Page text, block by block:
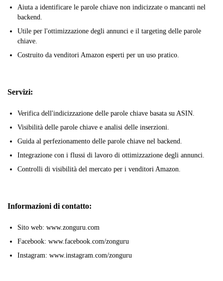
Aiuta a identificare le parole chiave non indicizzate o mancanti nel
backend.
Utile per l'ottimizzazione degli annunci e il targeting delle parole
chiave.
Costruito da venditori Amazon esperti per un uso pratico.
Servizi:
Verifica dell'indicizzazione delle parole chiave basata su ASIN.
Visibilità delle parole chiave e analisi delle inserzioni.
Guida al perfezionamento delle parole chiave nel backend.
Integrazione con i flussi di lavoro di ottimizzazione degli annunci.
Controlli di visibilità del mercato per i venditori Amazon.
Informazioni di contatto:
Sito web: www.zonguru.com
Facebook: www.facebook.com/zonguru
Instagram: www.instagram.com/zonguru